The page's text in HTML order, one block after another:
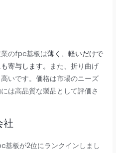
業のfpc基板は薄く、軽いだけで
寄与します。 また、折り曲げ
いです。価格は市場のニーズ
は高品質な製品として評価さ
社
基板が2位にランクインしまし